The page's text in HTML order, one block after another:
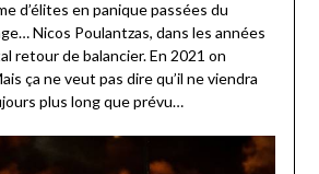
d’élites en panique passées du
Nicos Poulantzas, dans les années
retour de balancier. En 2021 on
ça ne veut pas dire qu’il ne viendra
plus long que prévu…